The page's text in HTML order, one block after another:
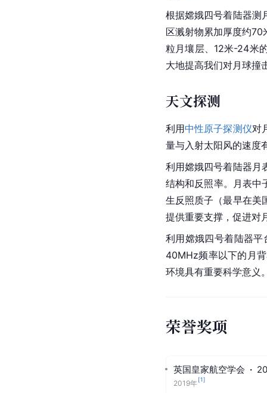
根据嫦娥四号着陆器测
区溅射物累加厚度约
粒月壤层、12米-24米
大地提高我们对月球撞
天文探测
利用中性原子探测仪对
量与入射太阳风的速度
利用嫦娥四号着陆器月
结构和反照率。月表中
生反照质子 （最早在
提供重要支撑，促进对
利用嫦娥四号着陆器平
40MHz频率以下的月
环境具有重要科学意义
荣誉奖项
英国皇家航空学会 ·
2019年[1]